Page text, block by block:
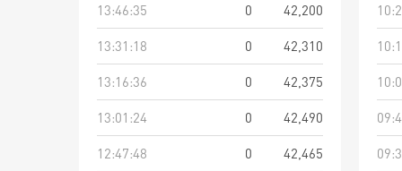
13:46:35
0
42,200
13:31:18
0
42,310
13:16:36
0
42,375
13:01:24
0
42,490
12:47:48
0
42,465